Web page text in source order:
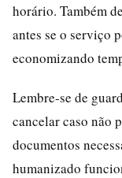
horário. Também
antes se o serviço
economizando
Lembre-se de
cancelar caso não
documentos
humanizado